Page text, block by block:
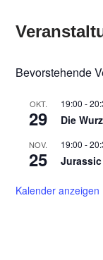
Bevorstehende
OKT.
29
19:00 -
Die
NOV.
25
19:00 -
Kalender anzeigen